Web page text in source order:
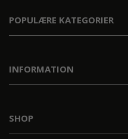
POPULÆRE KATEGORIER
INFORMATION
SHOP